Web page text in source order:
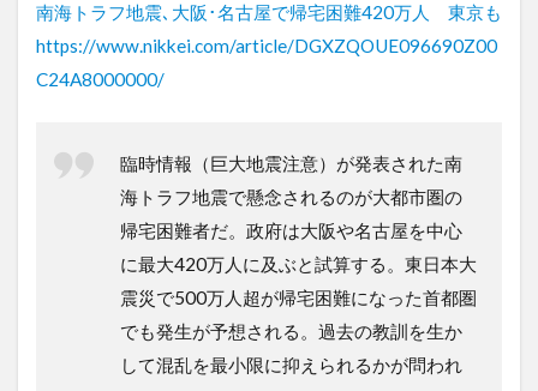
南海トラフ地震､大阪･名古屋で帰宅困難420万人 東京も
https://www.nikkei.com/article/DGXZQOUE096690Z00
C24A8000000/
臨時情報（巨大地震注意）が発表された南
海トラフ地震で懸念されるのが大都市圏の
帰宅困難者だ。政府は大阪や名古屋を中心
に最大420万人に及ぶと試算する。東日本大
震災で500万人超が帰宅困難になった首都圏
でも発生が予想される。過去の教訓を生か
して混乱を最小限に抑えられるかが問われ